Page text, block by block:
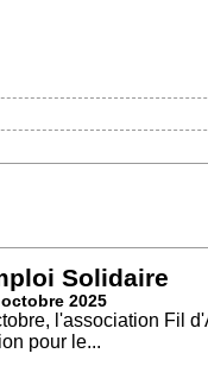
Solidaire
2025
l'association Fil
pour le...